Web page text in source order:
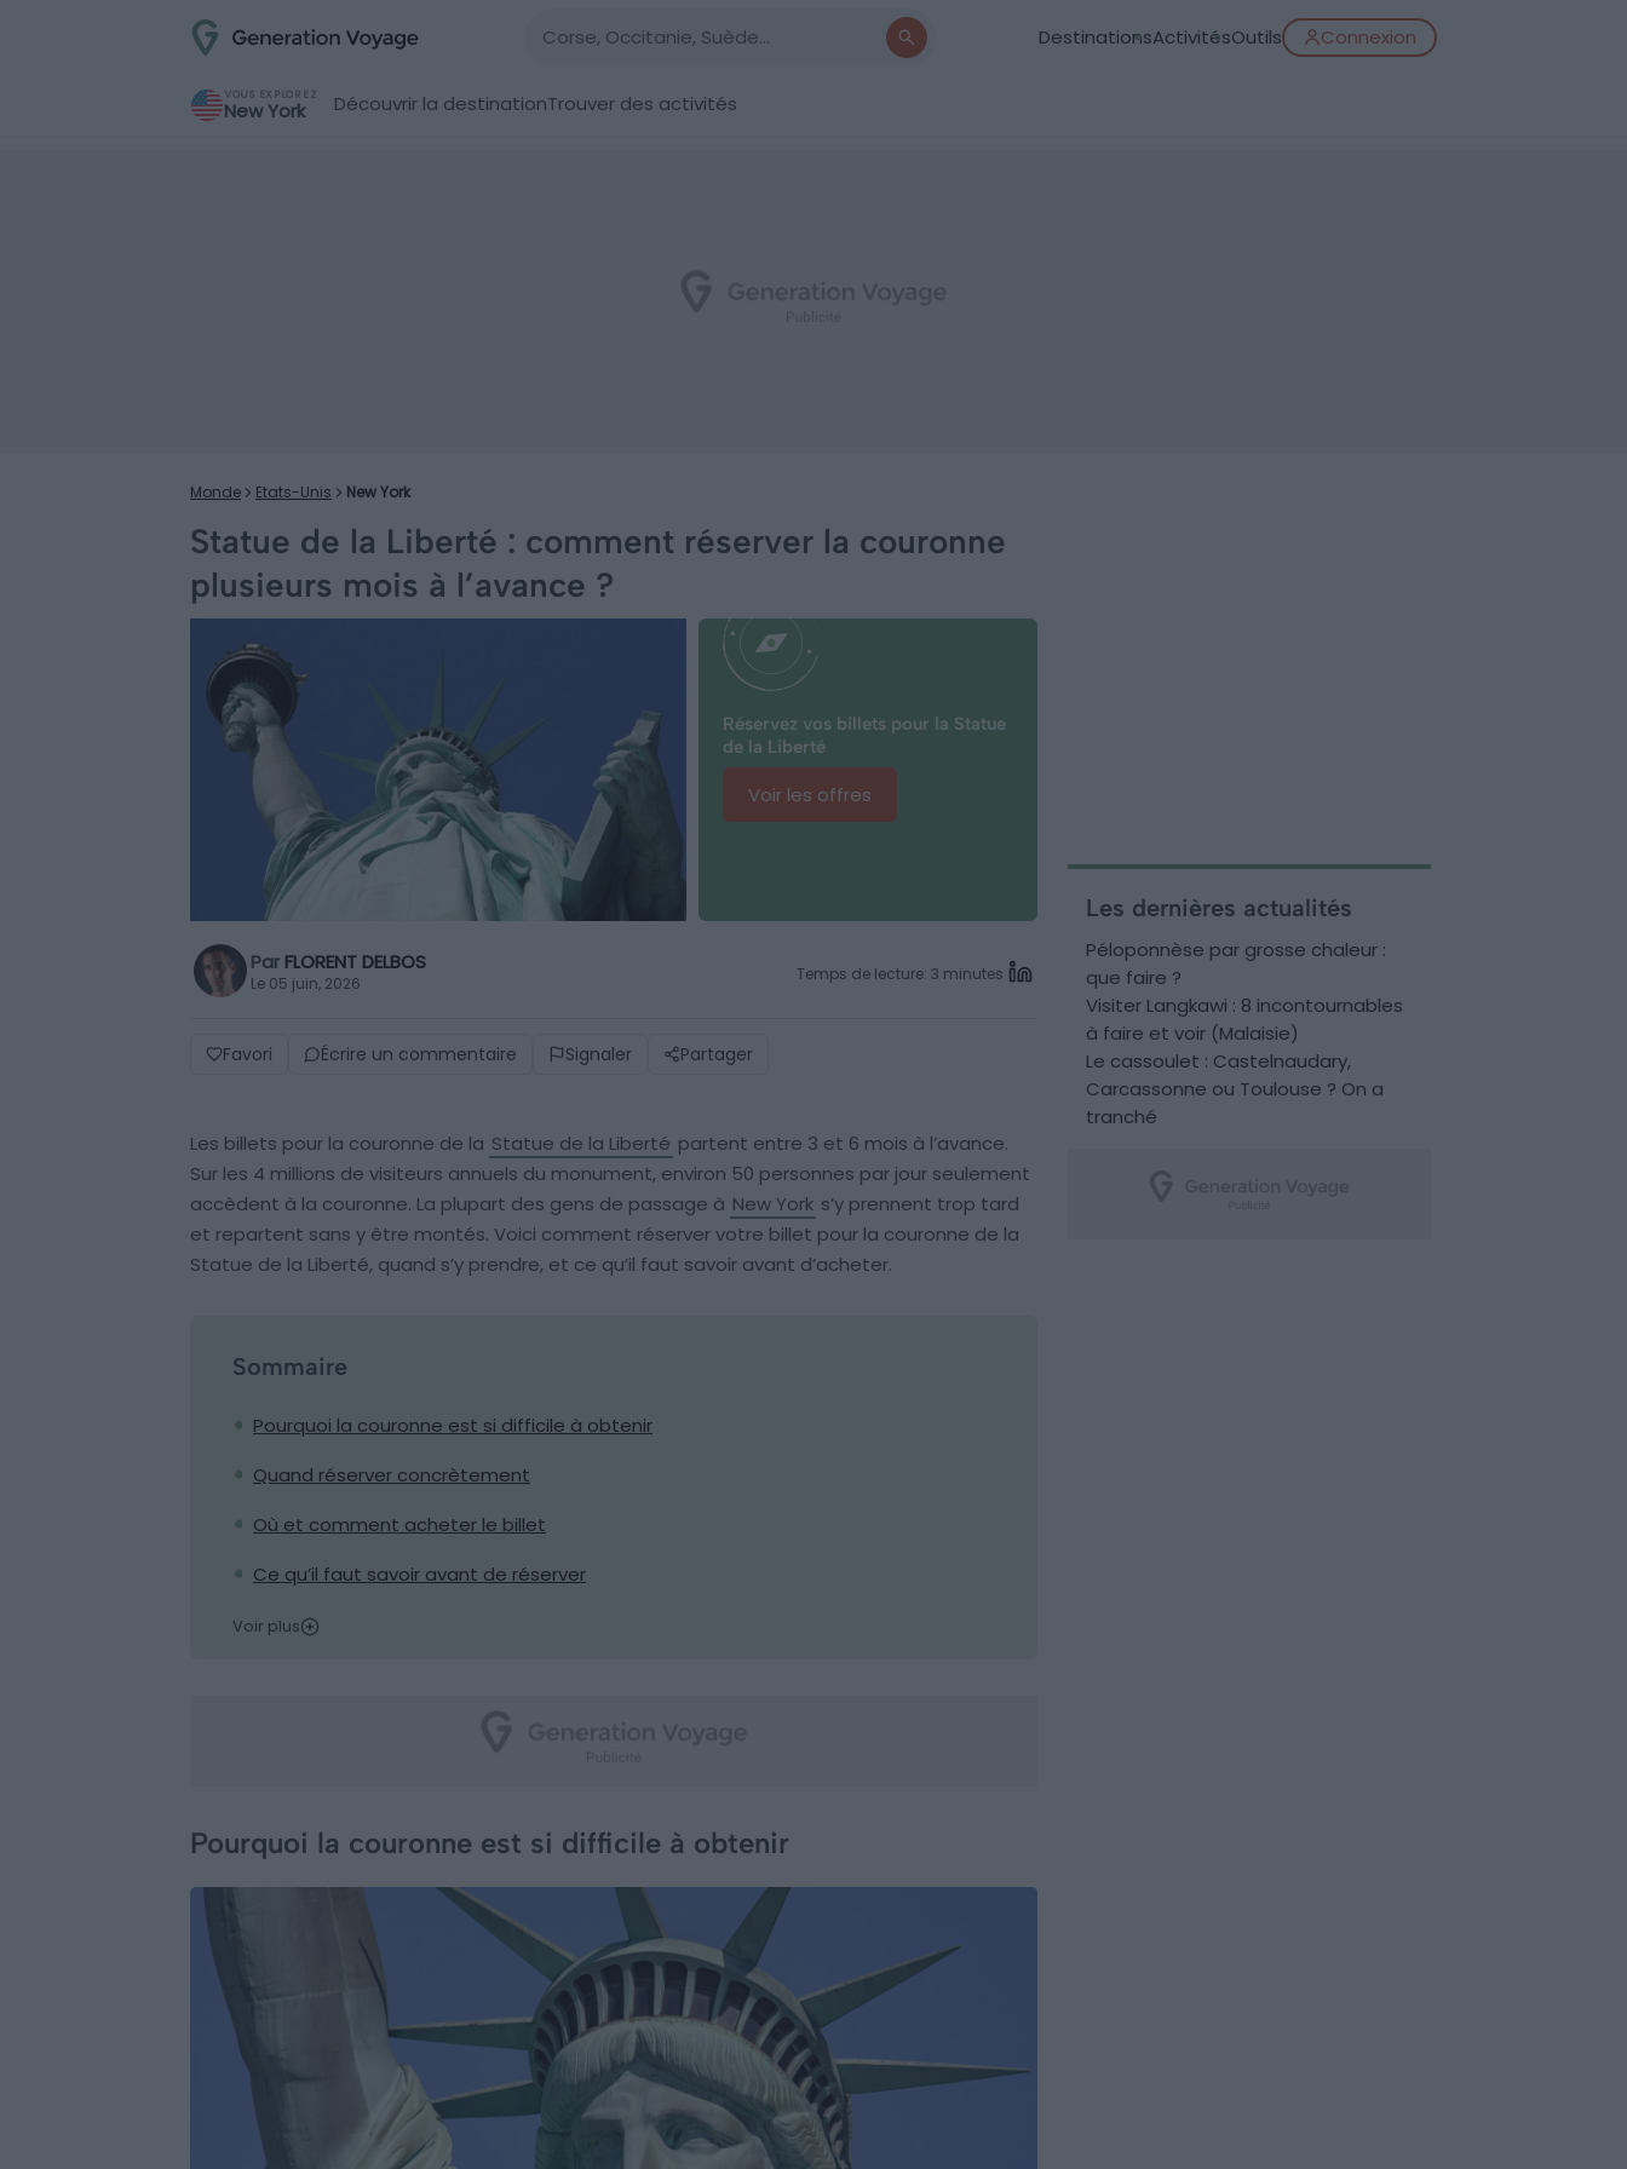
DestinationsActivitésOutils Connexion
VOUS EXPLOREZ
New York Découvrir la destinationTrouver des activités
Monde Etats-Unis New York
Statue de la Liberté : comment réserver la couronne
plusieurs mois à l’avance ?
Réservez vos billets pour la Statue
de la Liberté
Voir les offres
Par FLORENT DELBOS
Le 05 juin, 2026 Temps de lecture: 3 minutes
Favori Écrire un commentaire Signaler Partager
Les billets pour la couronne de la Statue de la Liberté partent entre 3 et 6 mois à l’avance.
Sur les 4 millions de visiteurs annuels du monument, environ 50 personnes par jour seulement
accèdent à la couronne. La plupart des gens de passage à New York s’y prennent trop tard
et repartent sans y être montés. Voici comment réserver votre billet pour la couronne de la
Statue de la Liberté, quand s’y prendre, et ce qu’il faut savoir avant d’acheter.
Sommaire
Pourquoi la couronne est si difficile à obtenir
Quand réserver concrètement
Où et comment acheter le billet
Ce qu’il faut savoir avant de réserver
Voir plus
Pourquoi la couronne est si difficile à obtenir
Les dernières actualités
Péloponnèse par grosse chaleur :
que faire ?
Visiter Langkawi : 8 incontournables
à faire et voir (Malaisie)
Le cassoulet : Castelnaudary,
Carcassonne ou Toulouse ? On a
tranché